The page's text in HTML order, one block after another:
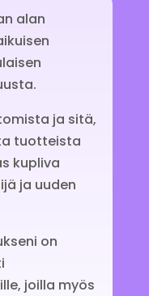
alan
ja sitä,
tuotteista
kupliva
ja uuden
on
joilla myös